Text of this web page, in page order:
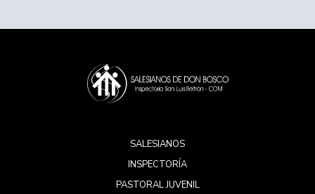
SALESIANOS
INSPECTORÍA
PASTORAL JUVENIL